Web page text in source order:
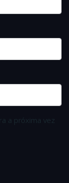
a próxima vez